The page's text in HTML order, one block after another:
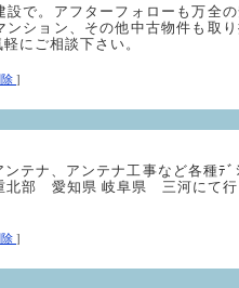
で。アフターフォローも万全
ション、その他中古物件も取り
にご相談下さい。
]
テナ、アンテナ工事など各種ﾃﾞ
北部 愛知県 岐阜県 三河にて行
]